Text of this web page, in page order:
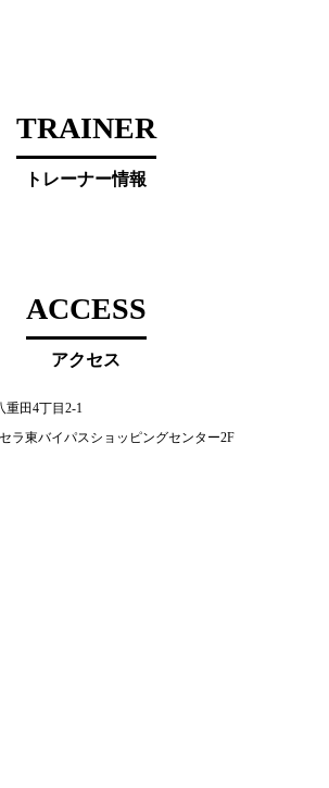
TRAINER
トレーナー情報
ACCESS
アクセス
重田4丁目2-1
ラ東バイパスショッピングセンター2F